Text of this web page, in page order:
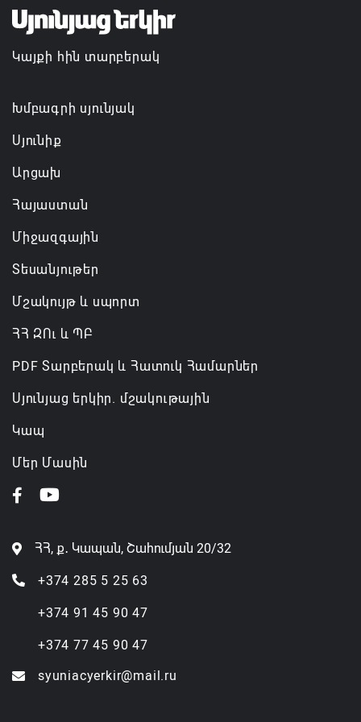
Կայքի հին տարբերակ
Խմբագրի սյունյակ
Սյունիք
Արցախ
Հայաստան
Միջազգային
Տեսանյութեր
Մշակույթ և սպորտ
ՀՀ ԶՈւ և ՊԲ
PDF Տարբերակ և Հատուկ Համարներ
Սյունյաց երկիր. մշակութային
Կապ
Մեր Մասին
ՀՀ, ք․ Կապան, Շահումյան 20/32
+374 285 5 25 63
+374 91 45 90 47
+374 77 45 90 47
syuniacyerkir@mail.ru